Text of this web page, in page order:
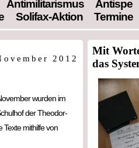
Antimilitarismus
Antispe
Solifax-Aktion Termine
2012
wurden im
der Theodor-
Texte mithilfe von
Mit
das